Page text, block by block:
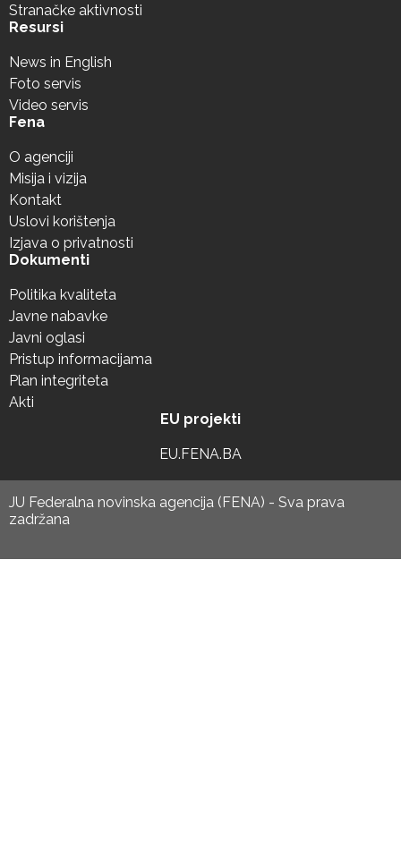
Stranačke aktivnosti
Resursi
News in English
Foto servis
Video servis
Fena
O agenciji
Misija i vizija
Kontakt
Uslovi korištenja
Izjava o privatnosti
Dokumenti
Politika kvaliteta
Javne nabavke
Javni oglasi
Pristup informacijama
Plan integriteta
Akti
EU projekti
EU.FENA.BA
JU Federalna novinska agencija (FENA) - Sva prava
zadržana